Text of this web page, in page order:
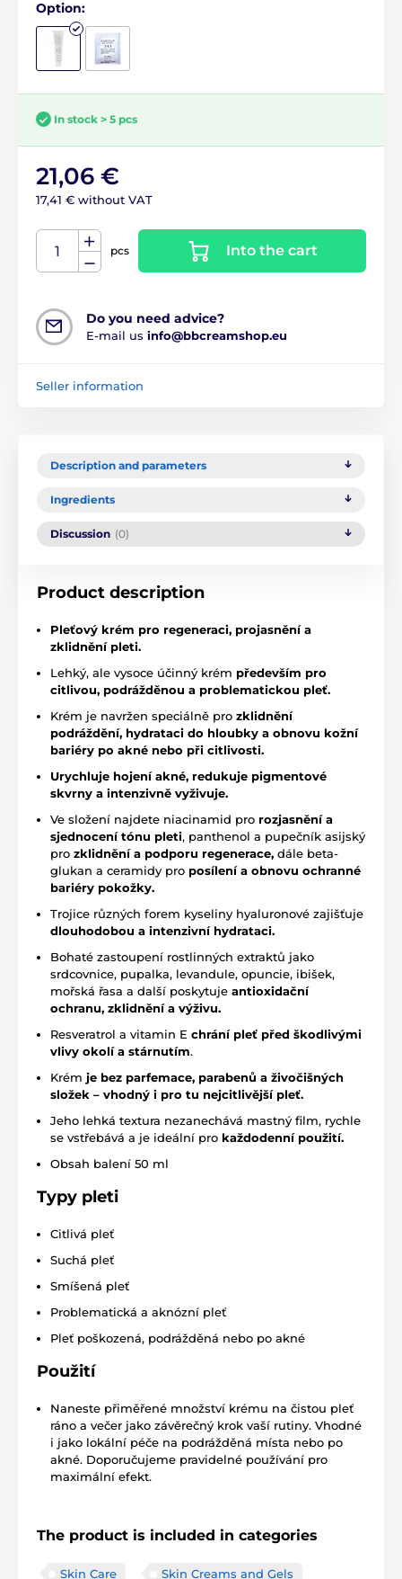
Option:
In stock > 5 pcs
21,06 €
17,41 € without VAT
pcs Into the cart
Do you need advice?
E-mail us info@bbcreamshop.eu
Seller information
Description and parameters
Ingredients
Discussion (0)
Product description
Pleťový krém pro regeneraci, projasnění a
zklidnění pleti.
Lehký, ale vysoce účinný krém především pro
citlivou, podrážděnou a problematickou pleť.
Krém je navržen speciálně pro zklidnění
podráždění, hydrataci do hloubky a obnovu kožní
bariéry po akné nebo při citlivosti.
Urychluje hojení akné, redukuje pigmentové
skvrny a intenzivně vyživuje.
Ve složení najdete niacinamid pro rozjasnění a
sjednocení tónu pleti, panthenol a pupečník asijský
pro zklidnění a podporu regenerace, dále beta-
glukan a ceramidy pro posílení a obnovu ochranné
bariéry pokožky.
Trojice různých forem kyseliny hyaluronové zajišťuje
dlouhodobou a intenzivní hydrataci.
Bohaté zastoupení rostlinných extraktů jako
srdcovnice, pupalka, levandule, opuncie, ibišek,
mořská řasa a další poskytuje antioxidační
ochranu, zklidnění a výživu.
Resveratrol a vitamin E chrání pleť před škodlivými
vlivy okolí a stárnutím.
Krém je bez parfemace, parabenů a živočišných
složek – vhodný i pro tu nejcitlivější pleť.
Jeho lehká textura nezanechává mastný film, rychle
se vstřebává a je ideální pro každodenní použití.
Obsah balení 50 ml
Typy pleti
Citlivá pleť
Suchá pleť
Smíšená pleť
Problematická a aknózní pleť
Pleť poškozená, podrážděná nebo po akné
Použití
Naneste přiměřené množství krému na čistou pleť
ráno a večer jako závěrečný krok vaší rutiny. Vhodné
i jako lokální péče na podrážděná místa nebo po
akné. Doporučujeme pravidelné používání pro
maximální efekt.
The product is included in categories
Skin Care Skin Creams and Gels